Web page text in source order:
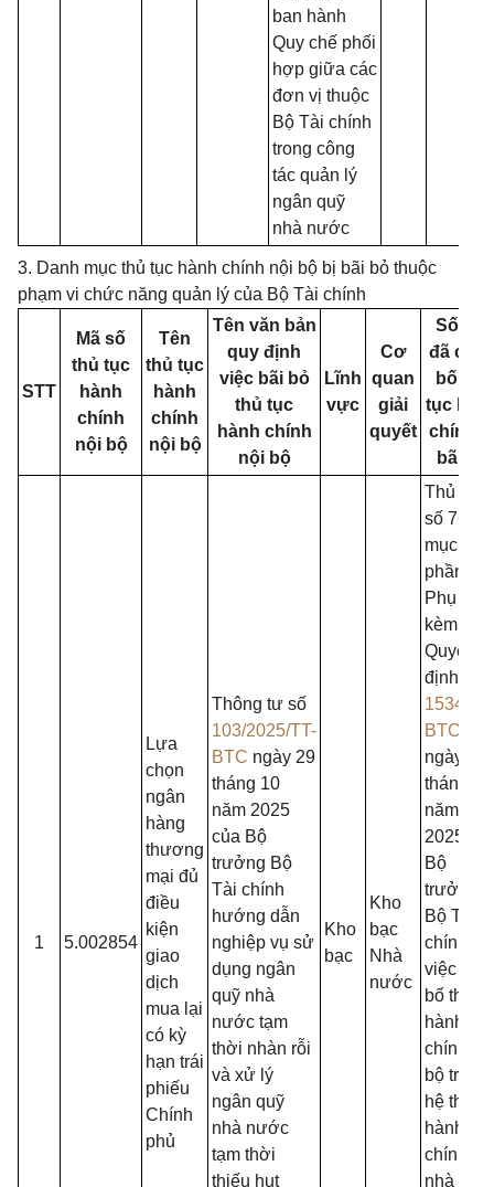
ban hành
Quy chế phối
hợp giữa các
đơn vị thuộc
Bộ Tài chính
trong công
tác quản lý
ngân quỹ
nhà nước
3. Danh mục thủ tục hành chính nội bộ bị bãi bỏ thuộc
phạm vi chức năng quản lý của Bộ Tài chính
STT
Mã số
thủ tục
hành
chính
nội bộ
Tên
thủ tục
hành
chính
nội bộ
Tên văn bản
quy định
việc bãi bỏ
thủ tục
hành chính
nội bộ
Lĩnh
vực
Cơ
quan
giải
quyết
Số QĐ
đã
bố thủ
tục
chính
bãi bỏ
1 5.002854
Lựa
chọn
ngân
hàng
thương
mại đủ
điều
kiện
giao
dịch
mua lại
có kỳ
hạn trái
phiếu
Chính
phủ
Thông tư số
103/2025/TT-
BTC ngày 29
tháng 10
năm 2025
của Bộ
trưởng Bộ
Tài chính
hướng dẫn
nghiệp vụ sử
dụng ngân
quỹ nhà
nước tạm
thời nhàn rỗi
và xử lý
ngân quỹ
nhà nước
tạm thời
thiếu hụt
Kho
bạc
Kho
bạc
Nhà
nước
Thủ tục
số 76 -
mục 1,
phần I,
Phụ lục
kèm
Quyết
định số
1534/
BTC
ngày 29
tháng 4
năm
2025
Bộ
trưởng
Bộ Tài
chính về
việc
bố thủ
hành
chính
bộ trong
hệ thống
hành
chính
nhà